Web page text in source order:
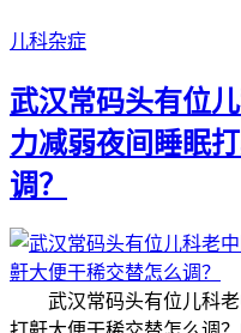
儿科杂症
武汉常码头有位
力减弱夜间睡眠
调？
武汉常码头有位儿科老